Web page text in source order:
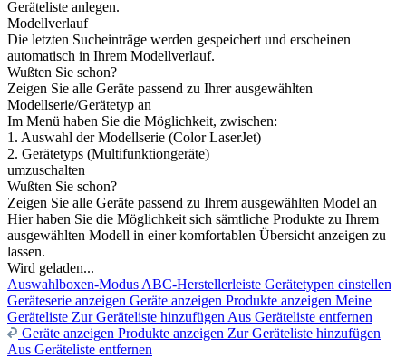
Geräteliste anlegen.
Modellverlauf
Die letzten Sucheinträge werden gespeichert und erscheinen
automatisch in Ihrem Modellverlauf.
Wußten Sie schon?
Zeigen Sie alle Geräte passend zu Ihrer ausgewählten
Modellserie/Gerätetyp an
Im Menü haben Sie die Möglichkeit, zwischen:
1. Auswahl der Modellserie (Color LaserJet)
2. Gerätetyps (Multifunktiongeräte)
umzuschalten
Wußten Sie schon?
Zeigen Sie alle Geräte passend zu Ihrem ausgewählten Model an
Hier haben Sie die Möglichkeit sich sämtliche Produkte zu Ihrem
ausgewählten Modell in einer komfortablen Übersicht anzeigen zu
lassen.
Wird geladen...
Auswahlboxen-Modus ABC-Herstellerleiste Gerätetypen einstellen
Geräteserie anzeigen Geräte anzeigen Produkte anzeigen Meine
Geräteliste Zur Geräteliste hinzufügen Aus Geräteliste entfernen
Geräte anzeigen Produkte anzeigen Zur Geräteliste hinzufügen
Aus Geräteliste entfernen